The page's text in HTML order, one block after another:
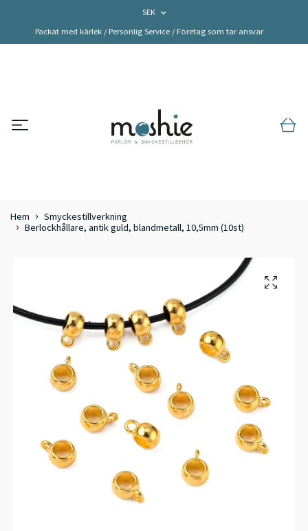
SEK
Packat med kärlek / Personlig Service / Företag som tar ansvar
Hem
Smyckestillverkning
Berlockhållare, antik guld, blandmetall, 10,5mm (10st)